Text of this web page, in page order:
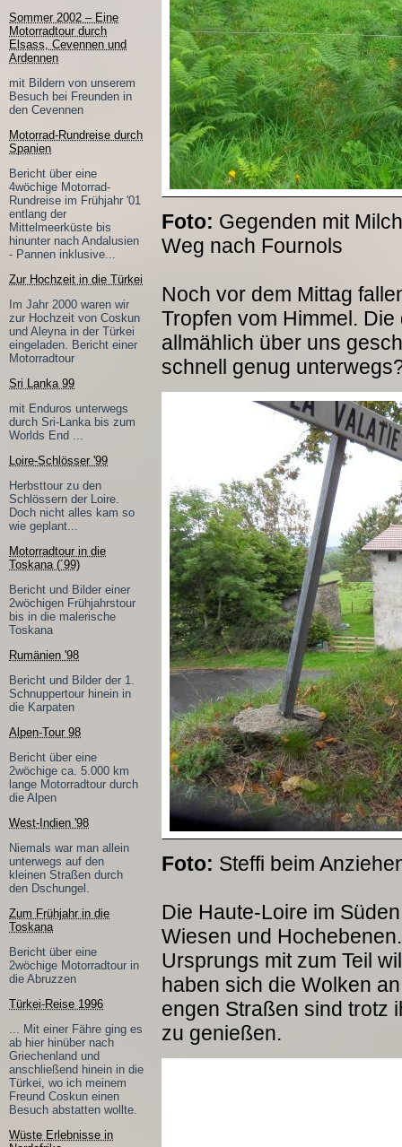
Sommer 2002 – Eine
Motorradtour durch
Elsass, Cevennen und
Ardennen
mit Bildern von unserem
Besuch bei Freunden in
den Cevennen
Motorrad-Rundreise durch
Spanien
Bericht über eine
4wöchige Motorrad-
Rundreise im Frühjahr '01
entlang der
Mittelmeerküste bis
hinunter nach Andalusien
- Pannen inklusive...
Zur Hochzeit in die Türkei
Im Jahr 2000 waren wir
zur Hochzeit von Coskun
und Aleyna in der Türkei
eingeladen. Bericht einer
Motorradtour
Sri Lanka 99
mit Enduros unterwegs
durch Sri-Lanka bis zum
Worlds End ...
Loire-Schlösser '99
Herbsttour zu den
Schlössern der Loire.
Doch nicht alles kam so
wie geplant...
Motorradtour in die
Toskana (´99)
Bericht und Bilder einer
2wöchigen Frühjahrstour
bis in die malerische
Toskana
Rumänien '98
Bericht und Bilder der 1.
Schnuppertour hinein in
die Karpaten
Alpen-Tour 98
Bericht über eine
2wöchige ca. 5.000 km
lange Motorradtour durch
die Alpen
West-Indien '98
Niemals war man allein
unterwegs auf den
kleinen Straßen durch
den Dschungel.
Zum Frühjahr in die
Toskana
Bericht über eine
2wöchige Motorradtour in
die Abruzzen
Türkei-Reise 1996
... Mit einer Fähre ging es
ab hier hinüber nach
Griechenland und
anschließend hinein in die
Türkei, wo ich meinem
Freund Coskun einen
Besuch abstatten wollte.
Wüste Erlebnisse in
Foto: Gegenden mit
Weg nach Fournols
Noch vor dem Mittag
Tropfen vom Himmel.
allmählich über uns
schnell genug
Foto: Steffi beim
Die Haute-Loire im
Wiesen und
Ursprungs mit zum Teil
haben sich die Wolken
engen Straßen sind trotz
zu genießen.